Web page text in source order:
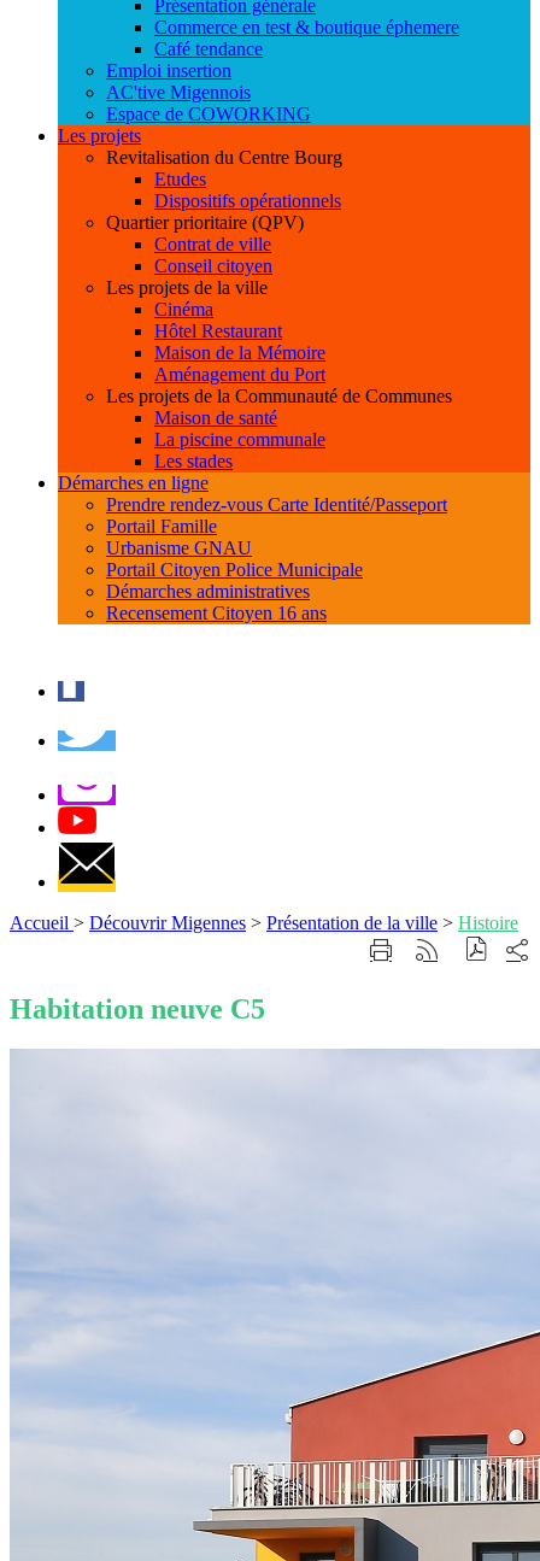
Présentation générale
Commerce en test & boutique éphemere
Café tendance
Emploi insertion
AC'tive Migennois
Espace de COWORKING
Les projets
Revitalisation du Centre Bourg
Etudes
Dispositifs opérationnels
Quartier prioritaire (QPV)
Contrat de ville
Conseil citoyen
Les projets de la ville
Cinéma
Hôtel Restaurant
Maison de la Mémoire
Aménagement du Port
Les projets de la Communauté de Communes
Maison de santé
La piscine communale
Les stades
Démarches en ligne
Prendre rendez-vous Carte Identité/Passeport
Portail Famille
Urbanisme GNAU
Portail Citoyen Police Municipale
Démarches administratives
Recensement Citoyen 16 ans
Accueil > Découvrir Migennes > Présentation de la ville > Histoire
ImprimerGénérer
sur
Habitation neuve C5